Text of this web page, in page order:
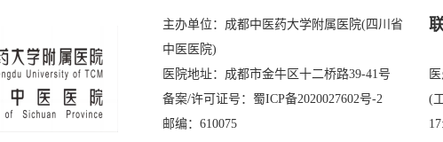
主办单位：成都中医药大学附属医院(四川省
中医医院)
医院地址：成都市金牛区十二桥路39-41号
备案/许可证号： 蜀ICP备2020027602号-2
邮编：610075
(